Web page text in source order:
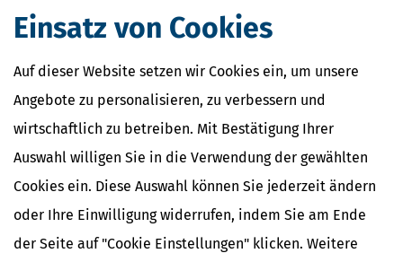
Einsatz von Cookies
Auf dieser Website setzen wir Cookies ein, um unsere
Angebote zu personalisieren, zu verbessern und
wirtschaftlich zu betreiben. Mit Bestätigung Ihrer
Auswahl willigen Sie in die Verwendung der gewählten
Cookies ein. Diese Auswahl können Sie jederzeit ändern
oder Ihre Einwilligung widerrufen, indem Sie am Ende
der Seite auf "Cookie Einstellungen" klicken. Weitere
2026 ändert
24.06.2026, 08:16 Uhr]Ab dem 1. Juli 2026 gilt in der Europäischen
Union eine grundlegende Änderung für den Onlinehandel mit
bis 150 Euro entfällt.
mehr